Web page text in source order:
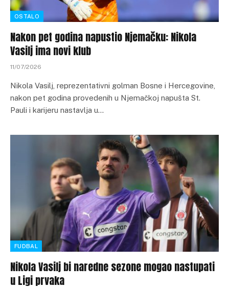
OSTALO
Nakon pet godina napustio Njemačku: Nikola
Vasilj ima novi klub
11/07/2026
Nikola Vasilj, reprezentativni golman Bosne i Hercegovine,
nakon pet godina provedenih u Njemačkoj napušta St.
Pauli i karijeru nastavlja u…
FUDBAL
Nikola Vasilj bi naredne sezone mogao nastupati
u Ligi prvaka